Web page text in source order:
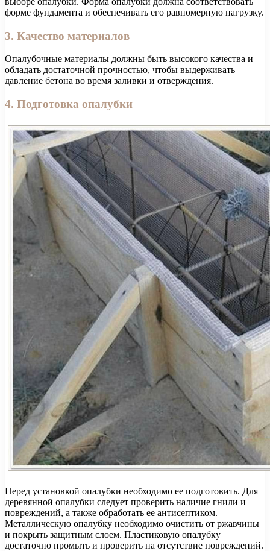
форме фундамента и обеспечивать его равномерную нагрузку.
3. Качество материалов
Опалубочные материалы должны быть высокого качества и
обладать достаточной прочностью, чтобы выдерживать
давление бетона во время заливки и отверждения.
4. Подготовка опалубки
Перед установкой опалубки необходимо ее подготовить. Для
деревянной опалубки следует проверить наличие гнили и
повреждений, а также обработать ее антисептиком.
Металлическую опалубку необходимо очистить от ржавчины
и покрыть защитным слоем. Пластиковую опалубку
достаточно промыть и проверить на отсутствие повреждений.